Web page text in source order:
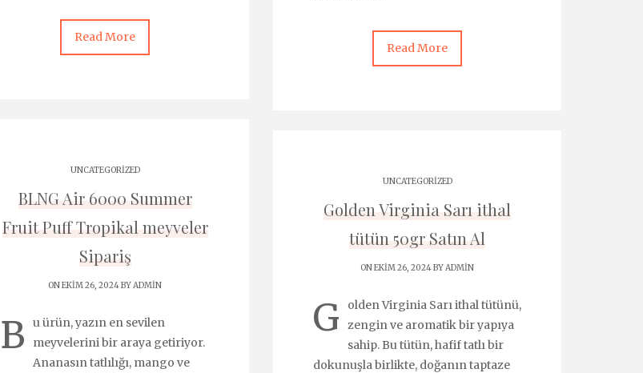
Read More
Read More
UNCATEGORIZED
BLNG Air 6000 Summer
Fruit Puff Tropikal meyveler
Sipariş
ON EKIM 26, 2024 BYADMIN
B
u ürün, yazın en sevilen
meyvelerini bir araya getiriyor.
Ananasın tatlılığı, mango ve
UNCATEGORIZED
Golden Virginia Sarı ithal
tütün 50gr Satın Al
ON EKIM 26, 2024 BYADMIN
G
olden Virginia Sarı ithal tütünü,
zengin ve aromatik bir yapıya
sahip. Bu tütün, hafif tatlı bir
dokunuşla birlikte, doğanın taptaze